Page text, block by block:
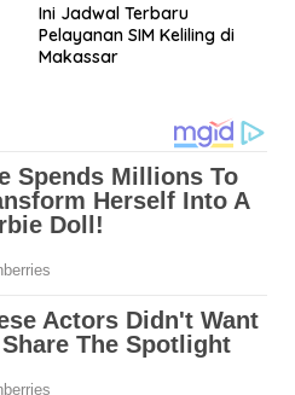
Ini Jadwal Terbaru
Pelayanan SIM Keliling di
Makassar